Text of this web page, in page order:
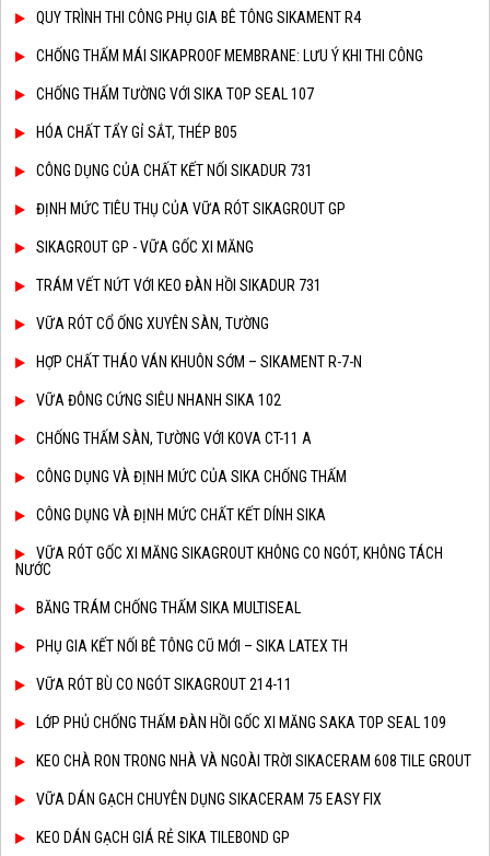
QUY TRÌNH THI CÔNG PHỤ GIA BÊ TÔNG SIKAMENT R4
CHỐNG THẤM MÁI SIKAPROOF MEMBRANE: LƯU Ý KHI THI CÔNG
CHỐNG THẤM TƯỜNG VỚI SIKA TOP SEAL 107
HÓA CHẤT TẨY GỈ SẮT, THÉP B05
CÔNG DỤNG CỦA CHẤT KẾT NỐI SIKADUR 731
ĐỊNH MỨC TIÊU THỤ CỦA VỮA RÓT SIKAGROUT GP
SIKAGROUT GP - VỮA GỐC XI MĂNG
TRÁM VẾT NỨT VỚI KEO ĐÀN HỒI SIKADUR 731
VỮA RÓT CỔ ỐNG XUYÊN SÀN, TƯỜNG
HỢP CHẤT THÁO VÁN KHUÔN SỚM – SIKAMENT R-7-N
VỮA ĐÔNG CỨNG SIÊU NHANH SIKA 102
CHỐNG THẤM SÀN, TƯỜNG VỚI KOVA CT-11 A
CÔNG DỤNG VÀ ĐỊNH MỨC CỦA SIKA CHỐNG THẤM
CÔNG DỤNG VÀ ĐỊNH MỨC CHẤT KẾT DÍNH SIKA
VỮA RÓT GỐC XI MĂNG SIKAGROUT KHÔNG CO NGÓT, KHÔNG TÁCH
NƯỚC
BĂNG TRÁM CHỐNG THẤM SIKA MULTISEAL
PHỤ GIA KẾT NỐI BÊ TÔNG CŨ MỚI – SIKA LATEX TH
VỮA RÓT BÙ CO NGÓT SIKAGROUT 214-11
LỚP PHỦ CHỐNG THẤM ĐÀN HỒI GỐC XI MĂNG SAKA TOP SEAL 109
KEO CHÀ RON TRONG NHÀ VÀ NGOÀI TRỜI SIKACERAM 608 TILE GROUT
VỮA DÁN GẠCH CHUYÊN DỤNG SIKACERAM 75 EASY FIX
KEO DÁN GẠCH GIÁ RẺ SIKA TILEBOND GP